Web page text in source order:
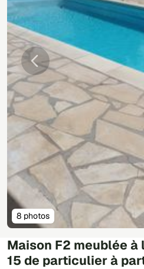
Maison F2 meublée
15 de particulier à
Précédente
8 photos